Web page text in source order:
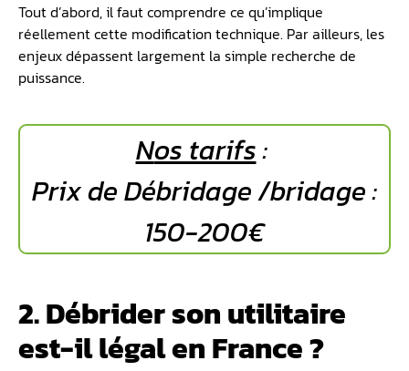
Tout d’abord, il faut comprendre ce qu’implique
réellement cette modification technique. Par ailleurs, les
enjeux dépassent largement la simple recherche de
puissance.
Nos tarifs:
Prix de Débridage /bridage :
150-200€
2. Débrider son utilitaire
est-il légal en France ?